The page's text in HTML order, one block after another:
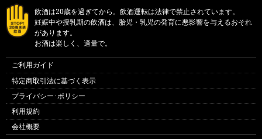
飲酒は20歳を過ぎてから。飲酒運転は法律で禁止されています。
妊娠中や授乳期の飲酒は、胎児・乳児の発育に悪影響を与えるおそれ
があります。
お酒は楽しく、適量で。
ご利用ガイド
特定商取引法に基づく表示
プライバシー･ポリシー
利用規約
会社概要